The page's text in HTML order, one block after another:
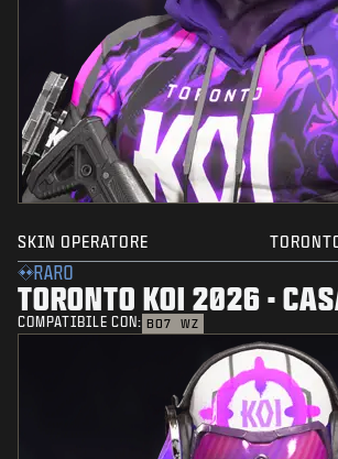
SKIN OPERATORE
RARO
TORONTO KOI 2026 -
COMPATIBILE CON: BO7 WZ